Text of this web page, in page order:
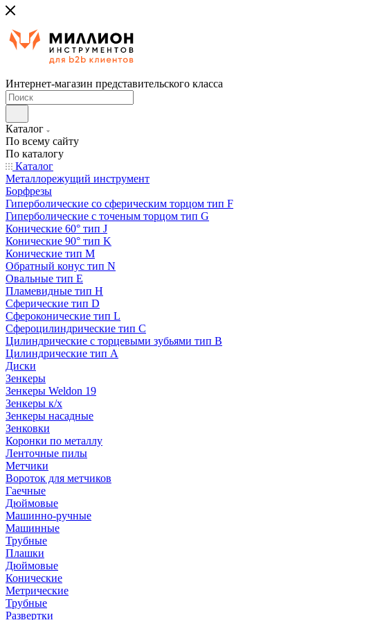
Интернет-магазин представительского класса
Каталог
По всему сайту
По каталогу
Каталог
Металлорежущий инструмент
Борфрезы
Гиперболические cо сферическим торцом тип F
Гиперболические с точеным торцом тип G
Конические 60° тип J
Конические 90° тип K
Конические тип M
Обратный конус тип N
Овальные тип E
Пламевидные тип H
Сферические тип D
Сфероконические тип L
Сфероцилиндрические тип C
Цилиндрические с торцевыми зубьями тип B
Цилиндрические тип А
Диски
Зенкеры
Зенкеры Weldon 19
Зенкеры к/х
Зенкеры насадные
Зенковки
Коронки по металлу
Ленточные пилы
Метчики
Вороток для метчиков
Гаечные
Дюймовые
Машинно-ручные
Машинные
Трубные
Плашки
Дюймовые
Конические
Метрические
Трубные
Развертки